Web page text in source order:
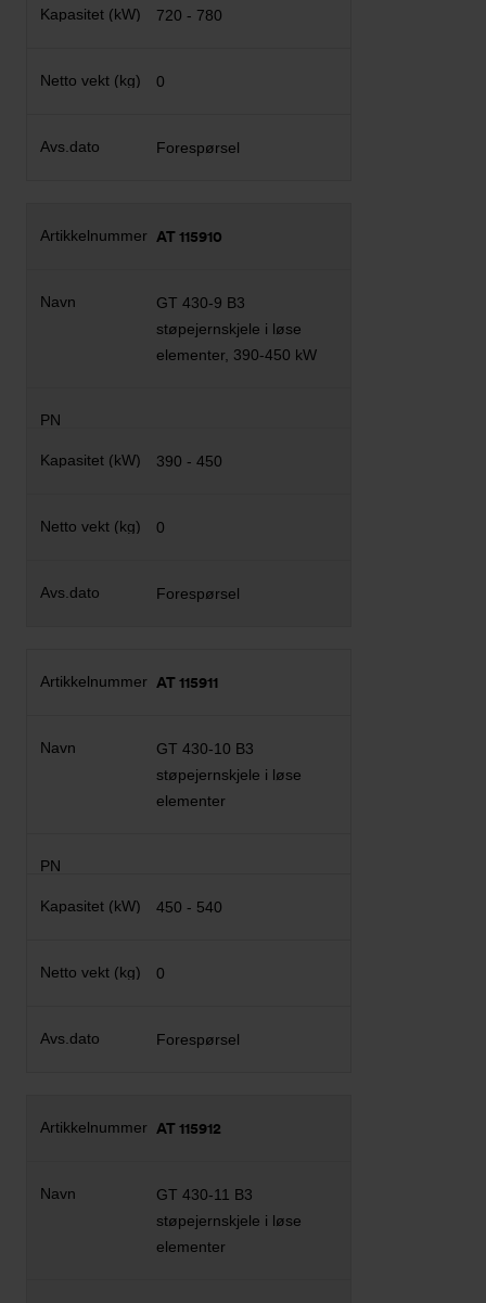
720 - 780
0
Forespørsel
AT 115910
GT 430-9 B3
støpejernskjele i løse
elementer, 390-450 kW
390 - 450
0
Forespørsel
AT 115911
GT 430-10 B3
støpejernskjele i løse
elementer
450 - 540
0
Forespørsel
AT 115912
GT 430-11 B3
støpejernskjele i løse
elementer